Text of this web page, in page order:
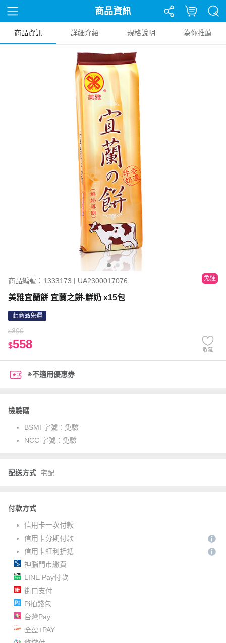
商品資訊
商品資訊 詳細介紹 規格說明 為你推薦
商品編號：1333173 | UA2300017076 免運
美雅宜蘭餅 宜蘭之餅-鮮奶 x15包
此商品免運
$800
$558 收藏
※不適用優惠券
檢驗碼
BSMI 字號： 免驗
NCC 字號： 免驗
配送方式 宅配
付款方式
信用卡一次付款
信用卡分期付款
信用卡紅利折抵
神腦門市繳費
LINE Pay付款
街口支付
Pi拍錢包
台灣Pay
全盈+PAY